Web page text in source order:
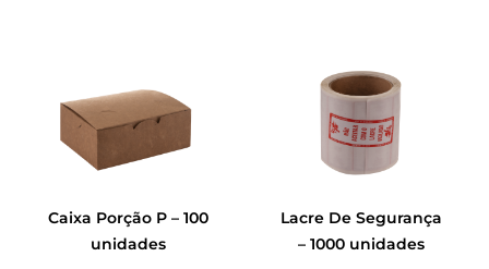
Caixa Porção P – 100
unidades
Lacre De Segurança
– 1000 unidades